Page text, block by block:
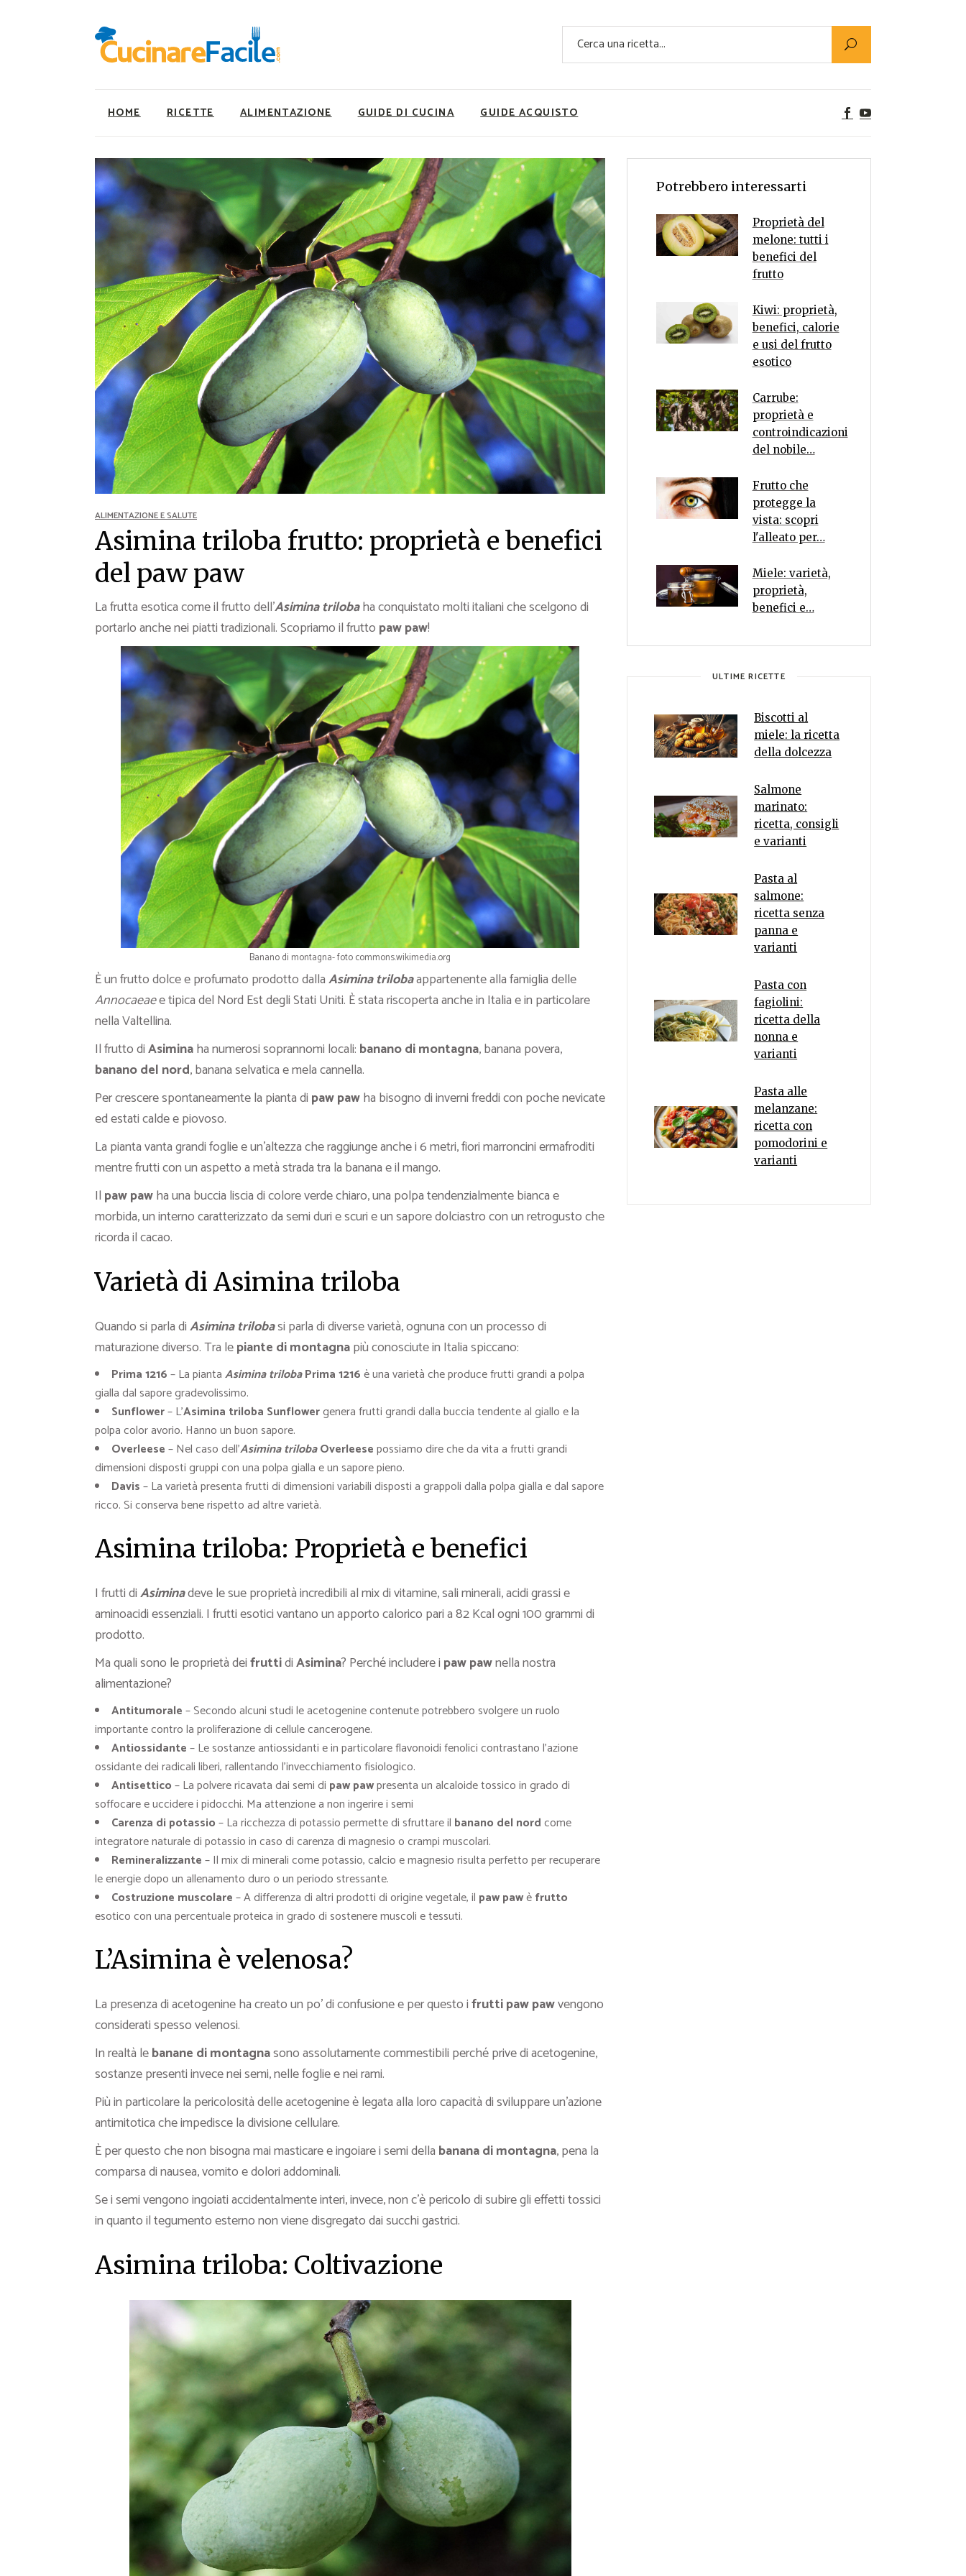
Cerca
HOME RICETTE
Ricette Facili e Veloci
Ricette Primi Piatti
Ricette Antipasti
Ricette Dolci
Ricette Carne
Ricette Secondi
Ricette Pizze e Rustici
Ricette Contorni
Ricette Piatti unici
Ricette Pesce
Video Ricette
Ricette per Ingrediente
ALIMENTAZIONE
Utility
Super Alimenti
Nutrizionista a tavola
Ricette Vegetariane
Ricette Vegane
Rumors
GUIDE DI CUCINA GUIDE ACQUISTO
Ricette Facili e Veloci
Ricette Primi Piatti
Ricette Dolci
Ricette Carne
Ricette Secondi
Ricette Pizze e Rustici
Ricette Contorni
Ricette Piatti unici
Ricette Pesce
Video Ricette
Ricette per Ingrediente
Utility
Super Alimenti
Ricette Vegetariane
Rumors
ALIMENTAZIONE E SALUTE
Asimina triloba frutto: proprietà e benefici
del paw paw
La frutta esotica come il frutto dell’Asimina trilobaha conquistato molti italiani che scelgono di
portarlo anche nei piatti tradizionali. Scopriamo il frutto paw paw!
Banano di montagna- foto commons.wikimedia.org
È un frutto dolce e profumato prodotto dallaAsimina trilobaappartenente alla famiglia delle
Annocaeaee tipica del Nord Est degli Stati Uniti. È stata riscoperta anche in Italia e in particolare
nella Valtellina.
Il frutto diAsiminaha numerosi soprannomi locali: banano di montagna, banana povera,
banano del nord, banana selvatica e mela cannella.
Per crescere spontaneamente la pianta di paw pawha bisogno di inverni freddi con poche nevicate
ed estati calde e piovoso.
La pianta vanta grandi foglie e un’altezza che raggiunge anche i 6 metri, fiori marroncini ermafroditi
mentre frutti con un aspetto a metà strada tra la banana e il mango.
Il paw pawha una buccia liscia di colore verde chiaro, una polpa tendenzialmente bianca e
morbida, un interno caratterizzato da semi duri e scuri e un sapore dolciastro con un retrogusto che
ricorda il cacao.
Varietà di Asimina triloba
Quando si parla diAsimina trilobasi parla di diverse varietà, ognuna con un processo di
maturazione diverso. Tra lepiante di montagnapiù conosciute in Italia spiccano:
Prima 1216– La piantaAsimina trilobaPrima 1216è una varietà che produce frutti grandi a polpa
gialla dal sapore gradevolissimo.
Sunflower– L’Asimina triloba Sunflowergenera frutti grandi dalla buccia tendente al giallo e la
polpa color avorio. Hanno un buon sapore.
Overleese– Nel caso dell’Asimina trilobaOverleesepossiamo dire che da vita a frutti grandi
dimensioni disposti gruppi con una polpa gialla e un sapore pieno.
Davis– La varietà presenta frutti di dimensioni variabili disposti a grappoli dalla polpa gialla e dal sapore
ricco. Si conserva bene rispetto ad altre varietà.
Asimina triloba: Proprietà e benefici
I frutti diAsiminadeve le sue proprietà incredibili al mix di vitamine, sali minerali, acidi grassi e
aminoacidi essenziali. I frutti esotici vantano un apporto calorico pari a 82 Kcal ogni 100 grammi di
prodotto.
Ma quali sono le proprietà deifruttidiAsimina? Perché includere i paw pawnella nostra
alimentazione?
Antitumorale– Secondo alcuni studi le acetogenine contenute potrebbero svolgere un ruolo
importante contro la proliferazione di cellule cancerogene.
Antiossidante– Le sostanze antiossidanti e in particolare flavonoidi fenolici contrastano l’azione
ossidante dei radicali liberi, rallentando l’invecchiamento fisiologico.
Antisettico– La polvere ricavata dai semi di paw pawpresenta un alcaloide tossico in grado di
soffocare e uccidere i pidocchi. Ma attenzione a non ingerire i semi
Carenza di potassio– La ricchezza di potassio permette di sfruttare il banano del nordcome
integratore naturale di potassio in caso di carenza di magnesio o crampi muscolari.
Remineralizzante– Il mix di minerali come potassio, calcio e magnesio risulta perfetto per recuperare
le energie dopo un allenamento duro o un periodo stressante.
Costruzione muscolare– A differenza di altri prodotti di origine vegetale, il paw pawèfrutto
esotico con una percentuale proteica in grado di sostenere muscoli e tessuti.
L’Asimina è velenosa?
La presenza di acetogenine ha creato un po’ di confusione e per questo ifrutti paw pawvengono
considerati spesso velenosi.
In realtà lebanane di montagnasono assolutamente commestibili perché prive di acetogenine,
sostanze presenti invece nei semi, nelle foglie e nei rami.
Più in particolare la pericolosità delle acetogenine è legata alla loro capacità di sviluppare un’azione
antimitotica che impedisce la divisione cellulare.
È per questo che non bisogna mai masticare e ingoiare i semi della banana di montagna, pena la
comparsa di nausea, vomito e dolori addominali.
Se i semi vengono ingoiati accidentalmente interi, invece, non c’è pericolo di subire gli effetti tossici
in quanto il tegumento esterno non viene disgregato dai succhi gastrici.
Asimina triloba: Coltivazione
Potrebbero interessarti
Proprietà del
melone: tutti i
benefici del
frutto
Kiwi: proprietà,
benefici, calorie
e usi del frutto
esotico
Carrube:
proprietà e
controindicazioni
del nobile…
Frutto che
protegge la
vista: scopri
l'alleato per…
Miele: varietà,
proprietà,
benefici e…
ULTIME RICETTE
Biscotti al
miele: la ricetta
della dolcezza
Salmone
marinato:
ricetta, consigli
e varianti
Pasta al
salmone:
ricetta senza
panna e
varianti
Pasta con
fagiolini:
ricetta della
nonna e
varianti
Pasta alle
melanzane:
ricetta con
pomodorini e
varianti